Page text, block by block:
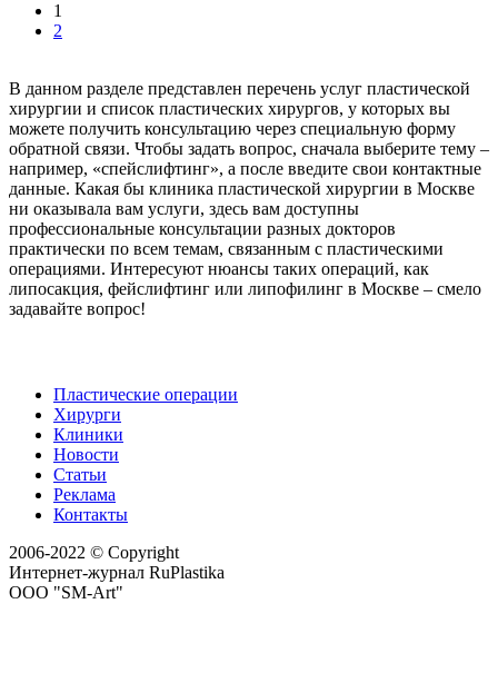
1
2
В данном разделе представлен перечень услуг пластической
хирургии и список пластических хирургов, у которых вы
можете получить консультацию через специальную форму
обратной связи. Чтобы задать вопрос, сначала выберите тему –
например, «спейслифтинг», а после введите свои контактные
данные. Какая бы клиника пластической хирургии в Москве
ни оказывала вам услуги, здесь вам доступны
профессиональные консультации разных докторов
практически по всем темам, связанным с пластическими
операциями. Интересуют нюансы таких операций, как
липосакция, фейслифтинг или липофилинг в Москве – смело
задавайте вопрос!
Пластические операции
Хирурги
Клиники
Новости
Статьи
Реклама
Контакты
2006-2022 © Copyright
Интернет-журнал RuPlastika
ООО "SM-Art"